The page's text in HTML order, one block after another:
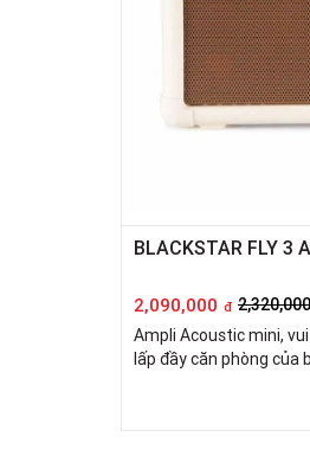
BLACKSTAR FLY 3
2,090,000 đ 2,320,000
Ampli Acoustic mini,
lấp đầy căn phòng của